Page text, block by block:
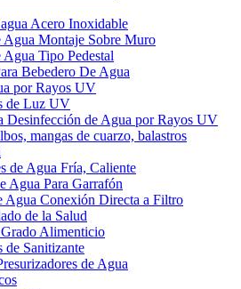
Acero Inoxidable
Agua Montaje Sobre Muro
Tipo Pedestal
Bebedero De Agua
por Rayos UV
de Luz UV
Desinfección de Agua por Rayos UV
mangas de cuarzo, balastros
de Agua Fría, Caliente
Agua Para Garrafón
Agua Conexión Directa a Filtro
de la Salud
Alimenticio
de Sanitizante
de Agua